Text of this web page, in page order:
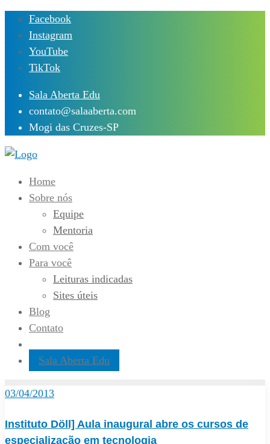
Skip
content
Facebook
Instagram
YouTube
TikTok
Sala Aberta Edu
contato@salaaberta.com
Mogi das Cruzes-SP
Home
Sobre nós
Equipe
Mentoria
Com você
Para você
Leituras indicadas
Sites úteis
Blog
Contato
Sala Aberta Edu
03/04/2013
Instituto Döll] Aula inaugural abre os cursos de
especialização em tecnologia